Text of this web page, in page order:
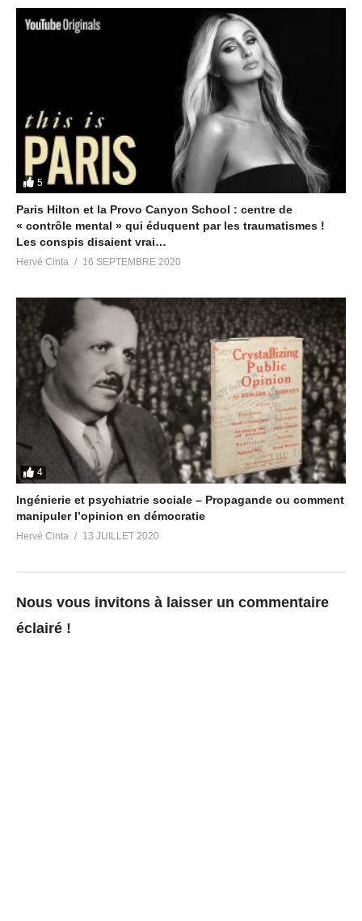
5
Paris Hilton et la Provo Canyon School : centre de
« contrôle mental » qui éduquent par les traumatismes !
Les conspis disaient vrai…
Hervé Cinta 16 SEPTEMBRE 2020
4
Ingénierie et psychiatrie sociale – Propagande ou comment
manipuler l’opinion en démocratie
Hervé Cinta 13 JUILLET 2020
Nous vous invitons à laisser un commentaire
éclairé !